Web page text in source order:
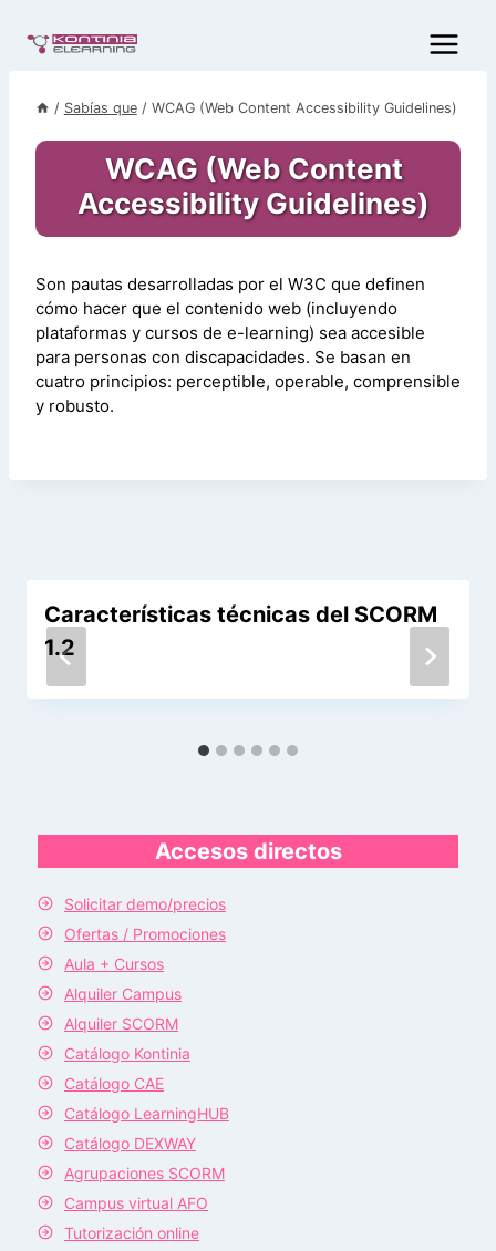
contenido
/ Sabías que / WCAG (Web Content Accessibility Guidelines)
WCAG (Web Content
Accessibility Guidelines)
Son pautas desarrolladas por el W3C que definen
cómo hacer que el contenido web (incluyendo
plataformas y cursos de e-learning) sea accesible
para personas con discapacidades. Se basan en
cuatro principios: perceptible, operable, comprensible
y robusto.
Características técnicas del SCORM
1.2
Accesos directos
Solicitar demo/precios
Ofertas / Promociones
Aula + Cursos
Alquiler Campus
Alquiler SCORM
Catálogo Kontinia
Catálogo CAE
Catálogo LearningHUB
Catálogo DEXWAY
Agrupaciones SCORM
Campus virtual AFO
Tutorización online